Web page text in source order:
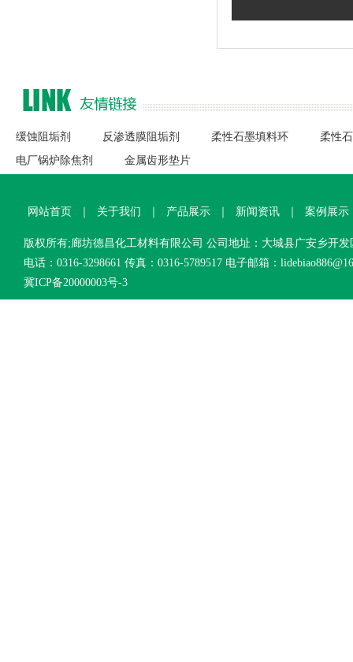
缓蚀阻垢剂 反渗透膜阻垢剂 柔性石墨填料环
柔性
电厂锅炉除焦剂
金属齿形垫片
网站首页 关于我们 产品展示 新闻资讯 案例展示
版权所有;廊坊德昌化工材料有限公司 公司地址：大城县广安乡开
电话：0316-3298661 传真：0316-5789517 电子邮箱：
冀ICP备20000003号-3